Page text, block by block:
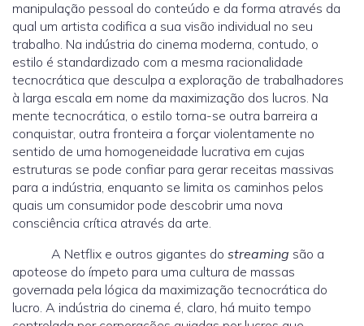
manipulação pessoal do conteúdo e da forma através da
qual um artista codifica a sua visão individual no seu
trabalho. Na indústria do cinema moderna, contudo, o
estilo é standardizado com a mesma racionalidade
tecnocrática que desculpa a exploração de trabalhadores
à larga escala em nome da maximização dos lucros. Na
mente tecnocrática, o estilo torna-se outra barreira a
conquistar, outra fronteira a forçar violentamente no
sentido de uma homogeneidade lucrativa em cujas
estruturas se pode confiar para gerar receitas massivas
para a indústria, enquanto se limita os caminhos pelos
quais um consumidor pode descobrir uma nova
consciência crítica através da arte.
A Netflix e outros gigantes do streaming são a
apoteose do ímpeto para uma cultura de massas
governada pela lógica da maximização tecnocrática do
lucro. A indústria do cinema é, claro, há muito tempo